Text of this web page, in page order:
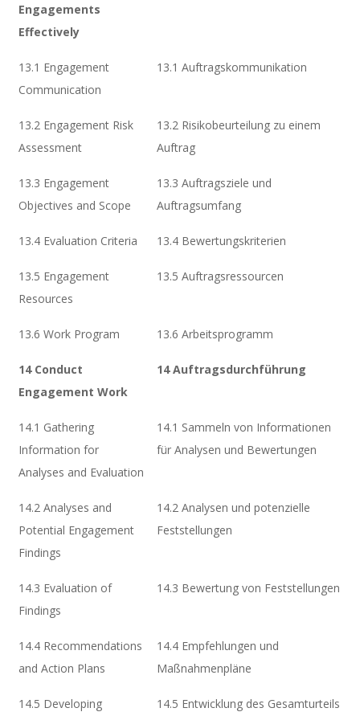
Engagements
Effectively
13.1 Engagement
Communication
13.1 Auftragskommunikation
13.2 Engagement Risk
Assessment
13.2 Risikobeurteilung zu einem
Auftrag
13.3 Engagement
Objectives and Scope
13.3 Auftragsziele und
Auftragsumfang
13.4 Evaluation Criteria 13.4 Bewertungskriterien
13.5 Engagement
Resources
13.5 Auftragsressourcen
13.6 Work Program 13.6 Arbeitsprogramm
14 Conduct
Engagement Work
14 Auftragsdurchführung
14.1 Gathering
Information for
Analyses and Evaluation
14.1 Sammeln von Informationen
für Analysen und Bewertungen
14.2 Analyses and
Potential Engagement
Findings
14.2 Analysen und potenzielle
Feststellungen
14.3 Evaluation of
Findings
14.3 Bewertung von Feststellungen
14.4 Recommendations
and Action Plans
14.4 Empfehlungen und
Maßnahmenpläne
14.5 Developing
14.5 Entwicklung des Gesamturteils